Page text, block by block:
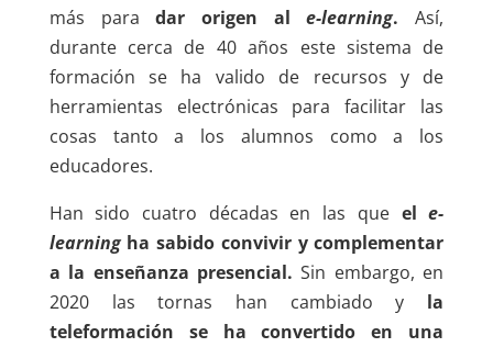
más para dar origen al e-learning. Así,
durante cerca de 40 años este sistema de
formación se ha valido de recursos y de
herramientas electrónicas para facilitar las
cosas tanto a los alumnos como a los
educadores.
Han sido cuatro décadas en las queele-
learningha sabido convivir y complementar
a la enseñanza presencial. Sin embargo, en
2020 las tornas han cambiado y la
teleformación se ha convertido en una